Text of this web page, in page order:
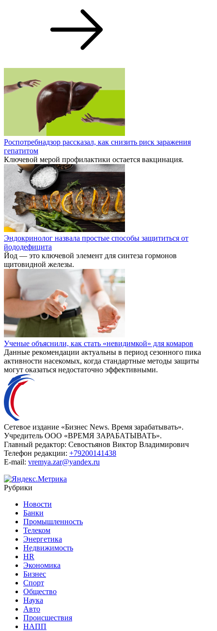
Роспотребнадзор рассказал, как снизить риск заражения
гепатитом
Ключевой мерой профилактики остается вакцинация.
Эндокринолог назвала простые способы защититься от
йододефицита
Йод — это ключевой элемент для синтеза гормонов
щитовидной железы.
Ученые объяснили, как стать «невидимкой» для комаров
Данные рекомендации актуальны в период сезонного пика
активности насекомых, когда стандартные методы защиты
могут оказаться недостаточно эффективными.
Сетевое издание «Бизнес News. Время зарабатывать».
Учредитель ООО «ВРЕМЯ ЗАРАБАТЫВАТЬ».
Главный редактор: Севостьянов Виктор Владимирович
Телефон редакции: +79200141438
E-mail: vremya.zar@yandex.ru
Рубрики
Новости
Банки
Промышленность
Телеком
Энергетика
Недвижимость
HR
Экономика
Бизнес
Спорт
Общество
Наука
Авто
Происшествия
НАПП